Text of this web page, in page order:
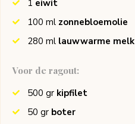
1 eiwit
100 ml zonnebloemolie
280 ml lauwwarme melk
Voor de ragout:
500 gr kipfilet
50 gr boter